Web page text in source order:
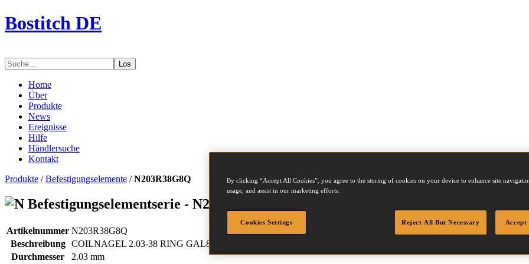
Bostitch DE
Los
Home
Über
Produkte
News
Ereignisse
Hilfe
Händlersuche
Kontakt
Produkte /Befestigungselemente /N203R38G8Q
Befestigungselementserie - N203R38G8Q
Artikelnummer N203R38G8Q
Beschreibung
COILNAGEL 2.03-38 RING GAL8 17.5M
Durchmesser
2.03 mm
By clicking “Accept All Cookies”, you agree to the storing of cookies on your device to enhance site
usage, and assist in our marketing efforts.
Cookies Settings Reject All But Necessary Accept